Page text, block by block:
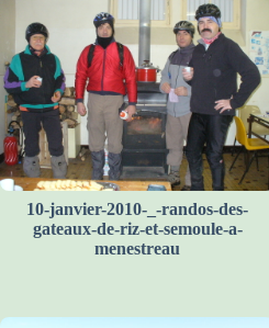
10-janvier-2010-_-randos-des-
gateaux-de-riz-et-semoule-a-
menestreau